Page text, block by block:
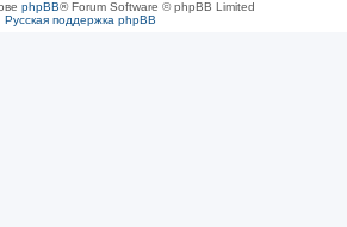
phpBB® Forum Software © phpBB Limited
Русская поддержка phpBB